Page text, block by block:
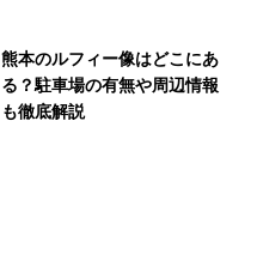
熊本のルフィー像はどこにあ
る？駐車場の有無や周辺情報
も徹底解説